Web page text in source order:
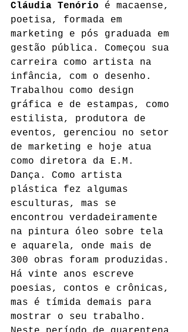
Cláudia Tenório é macaense,
poetisa, formada em
marketing e pós graduada em
gestão pública. Começou sua
carreira como artista na
infância, com o desenho.
Trabalhou como design
gráfica e de estampas, como
estilista, produtora de
eventos, gerenciou no setor
de marketing e hoje atua
como diretora da E.M.
Dança. Como artista
plástica fez algumas
esculturas, mas se
encontrou verdadeiramente
na pintura óleo sobre tela
e aquarela, onde mais de
300 obras foram produzidas.
Há vinte anos escreve
poesias, contos e crônicas,
mas é tímida demais para
mostrar o seu trabalho.